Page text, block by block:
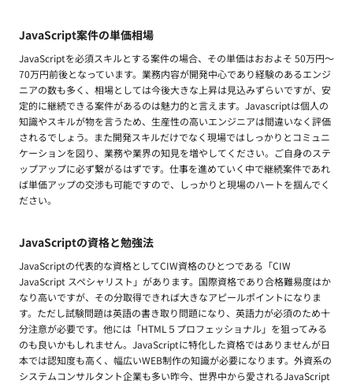
JavaScript案件の単価相場
JavaScriptを必須スキルとする案件の場合、その単価はおおよそ 50万円〜
70万円前後となっています。業務内容が開発中心であり経験のあるエンジ
ニアの数も多く、相場としては今後大きな上昇は見込みずらいですが、安
定的に継続できる案件があるのは魅力的と言えます。Javascriptは個人の
知識やスキルが物を言うため、生産性の高いエンジニアは間違いなく評価
されるでしょう。また開発スキルだけでなく現場ではしっかりとコミュニ
ケーションを図り、業務や業界の知見を増やしてください。ご自身のステ
ップアップに必ず繋がるはずです。仕事を進めていく中で継続案件であれ
ば単価アップの交渉も可能ですので、しっかりと現場のハートを掴んでく
ださい。
JavaScriptの資格と勉強法
JavaScriptの代表的な資格としてCIW資格のひとつである「CIW
JavaScript スペシャリスト」があります。国際資格であり合格難易度はか
なり高いですが、その分取得できれば大きなアピールポイントになりま
す。ただし試験問題は英語の書き取り問題になり、英語力が必須のため十
分注意が必要です。他には「HTML５プロフェッショナル」を狙ってみる
のも良いかもしれません。JavaScriptに特化した資格ではありませんが日
本では認知度も高く、幅広いWEB制作の知識が必要になります。外資系の
システムコンサルタント企業も多い昨今、世界中から愛されるJavaScript